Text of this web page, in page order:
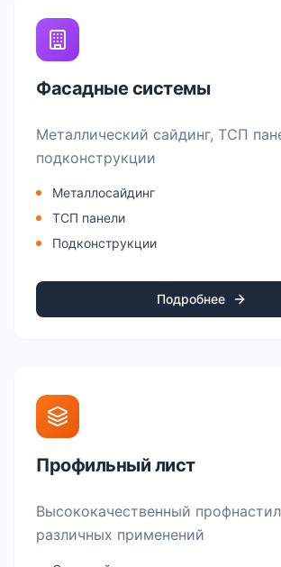
Фасадные системы
Металлический сайдинг, ТСП
подконструкции
Металлосайдинг
ТСП панели
Подконструкции
Подробнее
Профильный лист
Высококачественный
различных применений